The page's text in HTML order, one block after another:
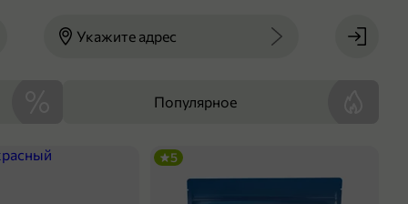
Укажите адрес
Популярное
5